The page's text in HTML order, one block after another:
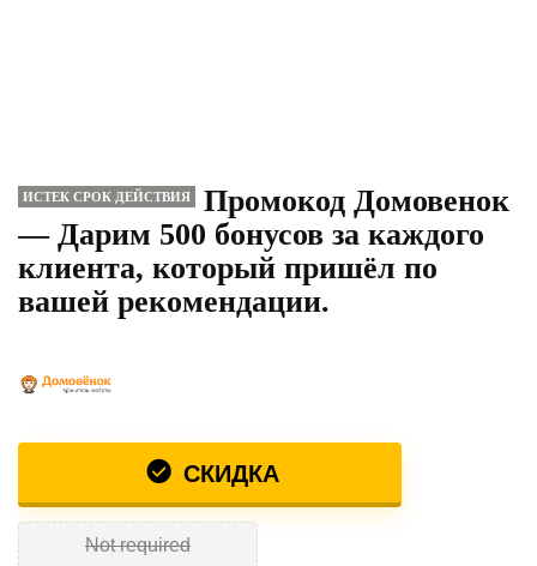
ИСТЕК СРОК ДЕЙСТВИЯ
Промокод Домовенок
— Дарим 500 бонусов за каждого
клиента, который пришёл по
вашей рекомендации.
СКИДКА
Not required